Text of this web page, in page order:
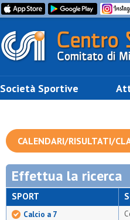
Società Sportive
CALENDARI/RISULTATI/
Effettua la ricerca
SPORT
Calcio a 7